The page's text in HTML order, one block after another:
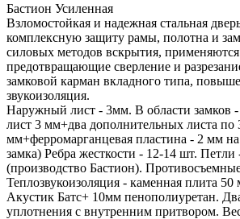
Бастион Усиленная
Взломостойкая и надежная стальная
комплексную защиту рамы, полотна и
силовых методов вскрытия,
предотвращающие сверление и
замковой карман вкладного типа,
звукоизоляция.
Наружный лист - 3мм. В области замков
лист 3 мм+два дополнительных листа по
мм+ферромарганцевая пластина - 2 мм
замка) Ребра жесткости - 12-14 шт. Петли
(производство Бастион).
Теплозвукоизоляция - каменная плита
Акустик Батс+ 10мм пенополиуретан.
уплотнения с внутренним притвором.